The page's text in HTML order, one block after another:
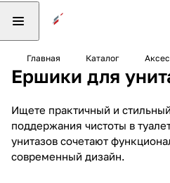
Главная Каталог
Ершики для
Ищете практичный и
поддержания чистоты в
унитазов сочетают
современный дизайн.